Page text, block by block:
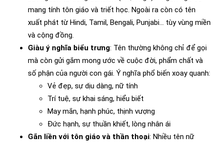
mang tính tôn giáo và triết học. Ngoài ra còn có tên
xuất phát từ Hindi, Tamil, Bengali, Punjabi… tùy vùng miền
và cộng đồng.
Giàu ý nghĩa biểu trưng: Tên thường không chỉ để gọi
mà còn gửi gắm mong ước về cuộc đời, phẩm chất và
số phận của người con gái. Ý nghĩa phổ biến xoay quanh:
Vẻ đẹp, sự dịu dàng, nữ tính
Trí tuệ, sự khai sáng, hiểu biết
May mắn, hạnh phúc, thịnh vượng
Đức hạnh, sự thuần khiết, lòng nhân ái
Gắn liền với tôn giáo và thần thoại: Nhiều tên nữ